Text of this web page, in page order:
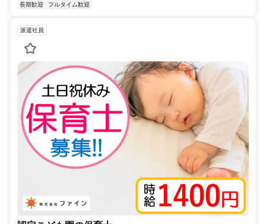
長期歓迎 フルタイム歓迎
派遣社員